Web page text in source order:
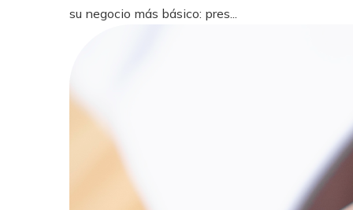
su negocio más básico: pres...